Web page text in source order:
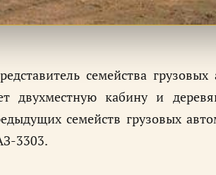
семейства
двухместную кабину и
семейств грузовых
3303.